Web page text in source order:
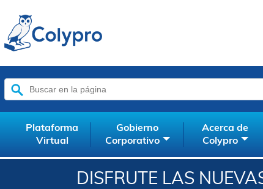
Buscar:
Plataforma
Virtual
Gobierno
Corporativo
Acerca de
Colypro
DISFRUTE LAS